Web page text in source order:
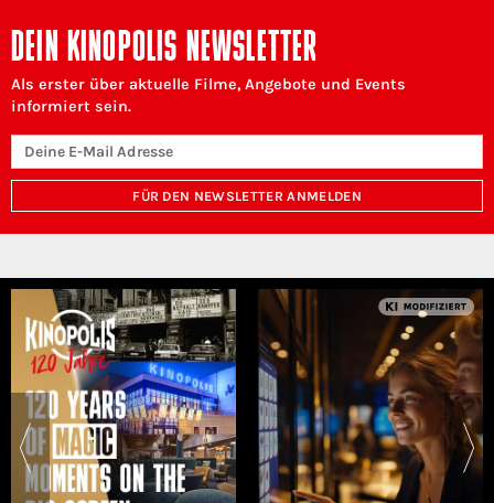
DEIN KINOPOLIS NEWSLETTER
Als erster über aktuelle Filme, Angebote und Events
informiert sein.
FÜR DEN NEWSLETTER ANMELDEN